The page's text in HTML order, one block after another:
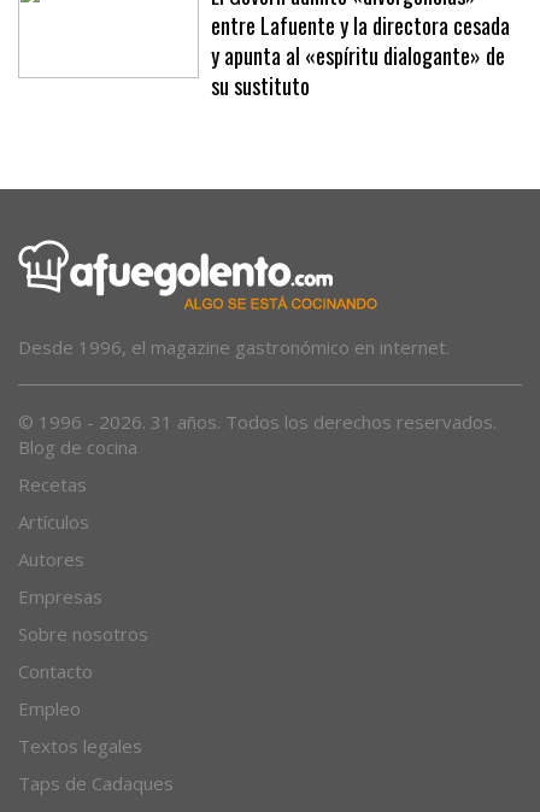
El Govern admite «divergencias»
entre Lafuente y la directora cesada
y apunta al «espíritu dialogante» de
Blog de cocina
Recetas
Artículos
Autores
Empresas
Sobre nosotros
Contacto
Empleo
Textos legales